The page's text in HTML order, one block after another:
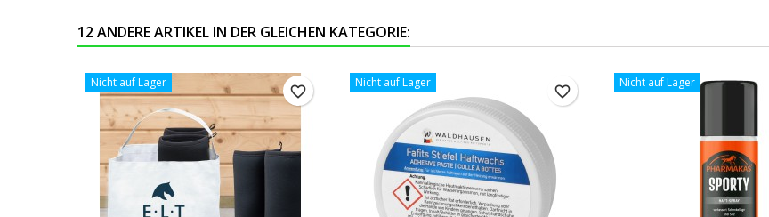
12 ANDERE ARTIKEL IN DER GLEICHEN KATEGORIE:
Nicht auf Lager
favorite_border
Nicht auf Lager
favorite_border
Nicht auf Lager